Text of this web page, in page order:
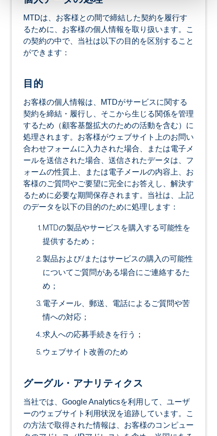
MTDは、お客様との間で締結した契約を履行す
るために、お客様の個人情報を取り扱います。こ
の契約の中で、当社は以下の目的を区別すること
ができます：
目的
お客様の個人情報は、MTDがサービスに関する
契約を締結・履行し、そこから生じる関係を管理
するため（顧客基盤拡大のための活動を含む）に
処理されます。お客様がウェブサイト上のお問い
合わせフォームに入力された場合、または電子メ
ールを送信された場合、送信されたデータは、フ
ォームの性質上、または電子メールの内容上、お
客様のご質問やご要望に完全にお答えし、解決す
るために必要な期間保存されます。当社は、上記
のデータを以下の目的のために処理します：
MTDの製品やサービスを購入する可能性を
提供するため；
製品および/またはサービスの購入の可能性
についてご質問がある場合にご連絡するた
め；
電子メール、郵送、電話によるご質問や苦
情への対応；
求人への応募手続きを行う；
ウェブサイト改善のため
グーグル・アナリティクス
当社では、Google Analyticsを利用して、ユーザ
ーのウェブサイト利用状況を追跡しています。こ
の方法で取得された情報は、お客様のコンピュー